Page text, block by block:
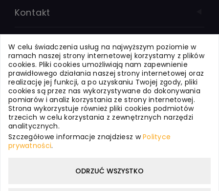
W celu świadczenia usług na najwyższym poziomie w
ramach naszej strony internetowej korzystamy z plików
cookies. Pliki cookies umożliwiają nam zapewnienie
prawidłowego działania naszej strony internetowej oraz
realizację jej funkcji, a po uzyskaniu Twojej zgody, pliki
cookies są przez nas wykorzystywane do dokonywania
pomiarów i analiz korzystania ze strony internetowej.
Strona wykorzystuje również pliki cookies podmiotów
trzecich w celu korzystania z zewnętrznych narzędzi
analitycznych.
Szczegółowe informacje znajdziesz wPolityce
prywatności.
ODRZUĆ WSZYSTKO
Kontakt
Systemy dla Firm
Systemy dla Oświaty
Usługi internetowe
WizjaNet - o nas